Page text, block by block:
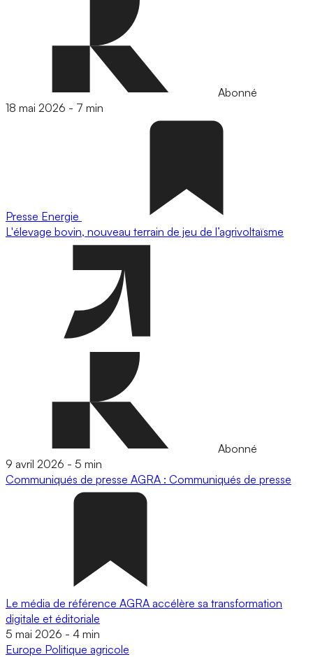
Abonné
18 mai 2026 - 7 min
Presse Energie
L'élevage bovin, nouveau terrain de jeu de l’agrivoltaïsme
Abonné
9 avril 2026 - 5 min
Communiqués de presse AGRA : Communiqués de presse
Le média de référence AGRA accélère sa transformation
digitale et éditoriale
5 mai 2026 - 4 min
Europe Politique agricole